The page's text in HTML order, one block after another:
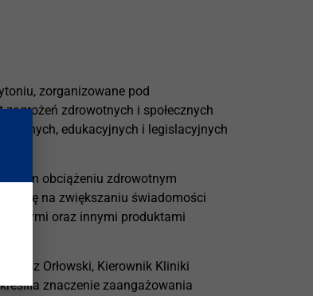
zorganizowane pod
zdrowotnych i społecznych
edukacyjnych i legislacyjnych
obciążeniu zdrowotnym
się na zwiększaniu świadomości
oraz innymi produktami
Orłowski, Kierownik Kliniki
znaczenie zaangażowania